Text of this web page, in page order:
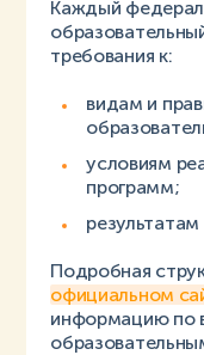
Каждый
требования к:
видам и
условиям
программ;
Подробная
официальном
информацию по